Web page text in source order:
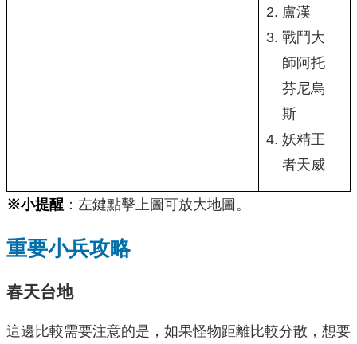
盧漢
戰鬥大
師阿托
芬尼烏
斯
妖精王
者天威
※小提醒 ：左鍵點擊上圖可放大地圖。
重要小兵攻略
春天台地
這邊比較需要注意的是，如果怪物距離比較分散，想要